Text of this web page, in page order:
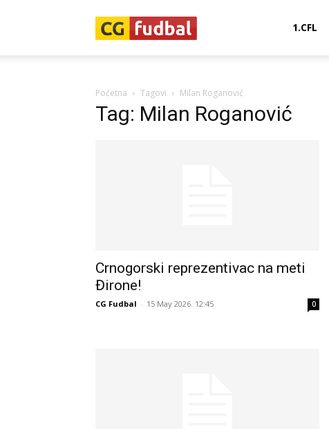
1.CFL
Početna Tagovi Milan Roganović
Tag: Milan Roganović
Crnogorski reprezentivac na meti
Đirone!
CG Fudbal - 15 May 2026. 12:45 0